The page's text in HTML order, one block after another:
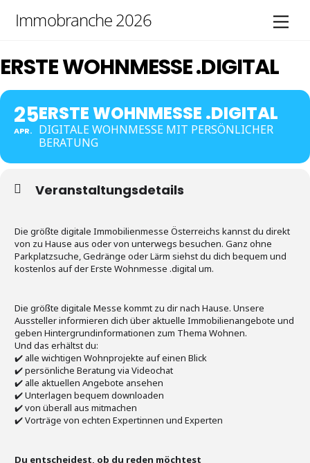
Immobranche 2026
ERSTE WOHNMESSE .DIGITAL
25
APR.
ERSTE WOHNMESSE .DIGITAL
DIGITALE WOHNMESSE MIT PERSÖNLICHER
BERATUNG
Veranstaltungsdetails
Die größte digitale Immobilienmesse Österreichs kannst du direkt
von zu Hause aus oder von unterwegs besuchen. Ganz ohne
Parkplatzsuche, Gedränge oder Lärm siehst du dich bequem und
kostenlos auf der Erste Wohnmesse .digital um.
Die größte digitale Messe kommt zu dir nach Hause. Unsere
Aussteller informieren dich über aktuelle Immobilienangebote und
geben Hintergrundinformationen zum Thema Wohnen.
Und das erhältst du:
✔️ alle wichtigen Wohnprojekte auf einen Blick
✔️ persönliche Beratung via Videochat
✔️ alle aktuellen Angebote ansehen
✔️ Unterlagen bequem downloaden
✔️ von überall aus mitmachen
✔️ Vorträge von echten Expertinnen und Experten
Du entscheidest, ob du reden möchtest